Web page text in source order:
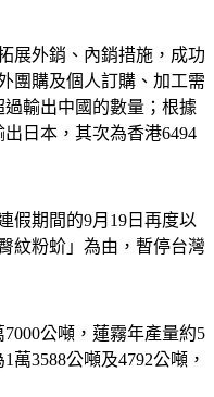
展外銷、內銷措施，成功
團購及個人訂購、加工需
過輸出中國的數量；根據
日本，其次為香港6494
假期間的9月19日再度以
紋粉蚧」為由，暫停台灣
公噸，蓮霧年產量約5
萬3588公噸及4792公噸，